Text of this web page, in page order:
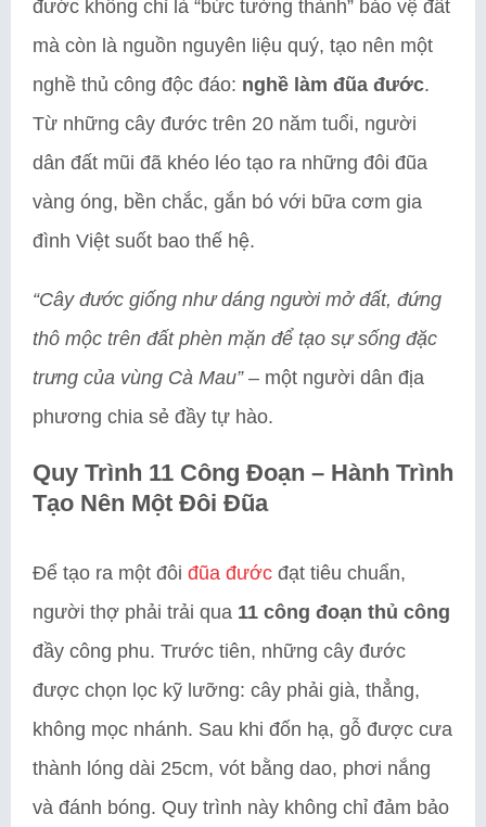
đước không chỉ là “bức tường thành” bảo vệ đất
mà còn là nguồn nguyên liệu quý, tạo nên một
nghề thủ công độc đáo: nghề làm đũa đước.
Từ những cây đước trên 20 năm tuổi, người
dân đất mũi đã khéo léo tạo ra những đôi đũa
vàng óng, bền chắc, gắn bó với bữa cơm gia
đình Việt suốt bao thế hệ.
“Cây đước giống như dáng người mở đất, đứng
thô mộc trên đất phèn mặn để tạo sự sống đặc
trưng của vùng Cà Mau”– một người dân địa
phương chia sẻ đầy tự hào.
Quy Trình 11 Công Đoạn – Hành Trình
Tạo Nên Một Đôi Đũa
Để tạo ra một đôi đũa đước đạt tiêu chuẩn,
người thợ phải trải qua 11 công đoạn thủ công
đầy công phu. Trước tiên, những cây đước
được chọn lọc kỹ lưỡng: cây phải già, thẳng,
không mọc nhánh. Sau khi đốn hạ, gỗ được cưa
thành lóng dài 25cm, vót bằng dao, phơi nắng
và đánh bóng. Quy trình này không chỉ đảm bảo